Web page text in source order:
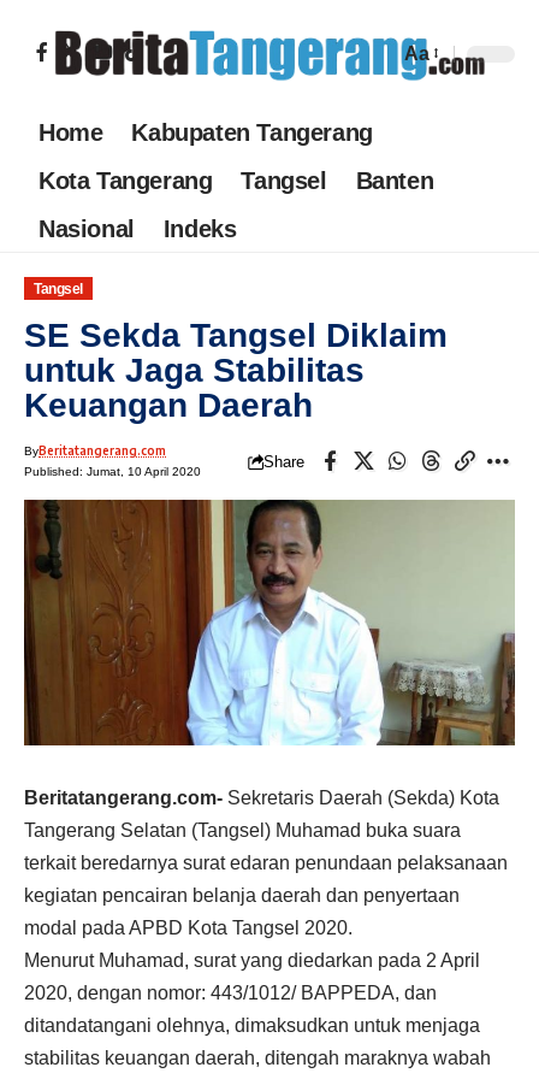
Aa
Home
Kabupaten Tangerang
Kota Tangerang
Tangsel
Banten
Nasional
Indeks
Tangsel
SE Sekda Tangsel Diklaim
untuk Jaga Stabilitas
Keuangan Daerah
ByBeritatangerang.com
Published: Jumat, 10 April 2020
Share
Beritatangerang.com- Sekretaris Daerah (Sekda) Kota
Tangerang Selatan (Tangsel) Muhamad buka suara
terkait beredarnya surat edaran penundaan pelaksanaan
kegiatan pencairan belanja daerah dan penyertaan
modal pada APBD Kota Tangsel 2020.
Menurut Muhamad, surat yang diedarkan pada 2 April
2020, dengan nomor: 443/1012/ BAPPEDA, dan
ditandatangani olehnya, dimaksudkan untuk menjaga
stabilitas keuangan daerah, ditengah maraknya wabah